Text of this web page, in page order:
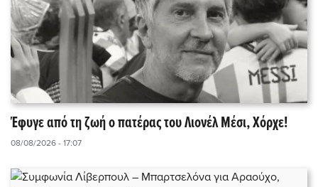
Έφυγε από τη ζωή ο πατέρας του Λιονέλ Μέσι, Χόρχε!
08/08/2026 - 17:07